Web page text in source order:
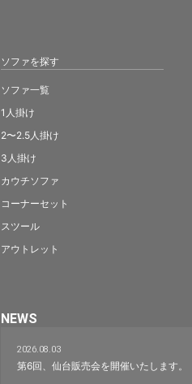
ソファを探す
ソファ一覧
1人掛け
2〜2.5人掛け
3人掛け
カウチソファ
コーナーセット
スツール
アウトレット
NEWS
2026.08.03
第6回、仙台販売会を開催いたします。